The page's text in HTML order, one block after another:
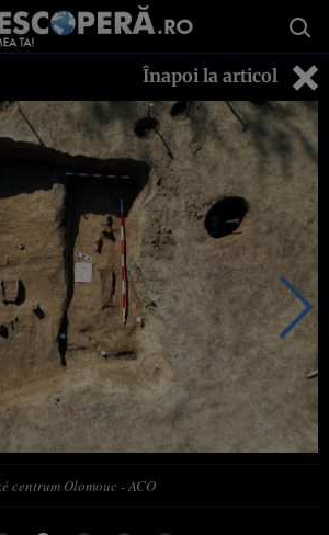
Înapoi la articol
centrum Olomouc - ACO